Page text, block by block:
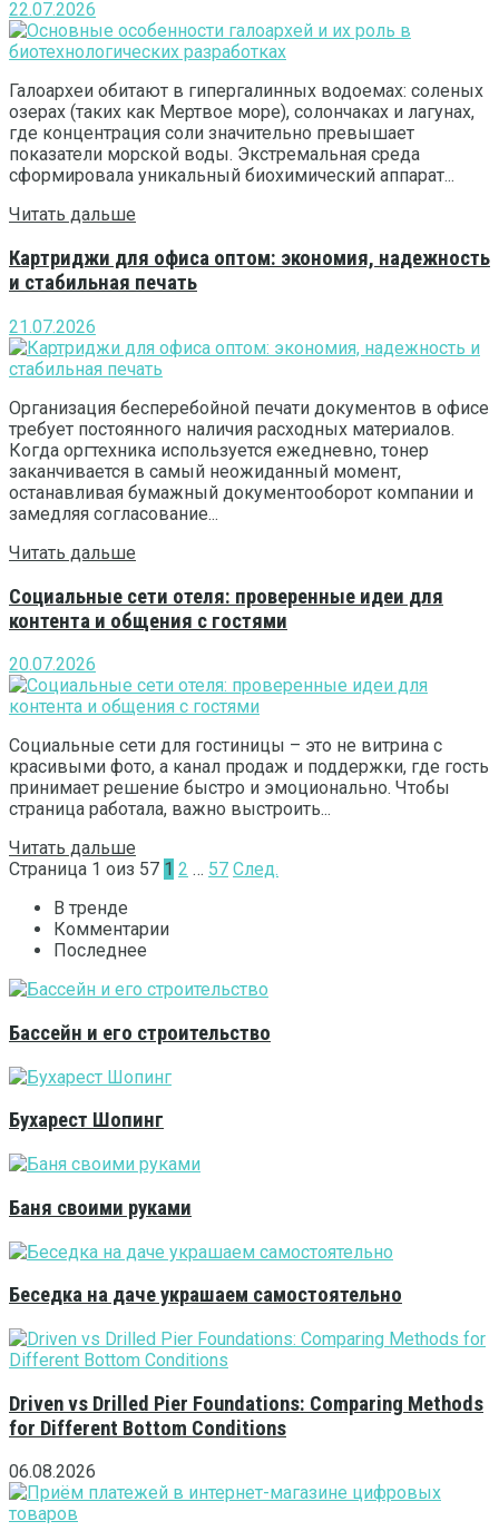
22.07.2026
Галоархеи обитают в гипергалинных водоемах: соленых
озерах (таких как Мертвое море), солончаках и лагунах,
где концентрация соли значительно превышает
показатели морской воды. Экстремальная среда
сформировала уникальный биохимический аппарат...
Читать дальше
Картриджи для офиса оптом: экономия, надежность
и стабильная печать
21.07.2026
Организация бесперебойной печати документов в офисе
требует постоянного наличия расходных материалов.
Когда оргтехника используется ежедневно, тонер
заканчивается в самый неожиданный момент,
останавливая бумажный документооборот компании и
замедляя согласование...
Читать дальше
Социальные сети отеля: проверенные идеи для
контента и общения с гостями
20.07.2026
Социальные сети для гостиницы – это не витрина с
красивыми фото, а канал продаж и поддержки, где гость
принимает решение быстро и эмоционально. Чтобы
страница работала, важно выстроить...
Читать дальше
Страница 1 oиз 57 1 2 … 57 След.
В тренде
Комментарии
Последнее
Бассейн и его строительство
Бухарест Шопинг
Баня своими руками
Беседка на даче украшаем самостоятельно
Driven vs Drilled Pier Foundations: Comparing Methods
for Different Bottom Conditions
06.08.2026